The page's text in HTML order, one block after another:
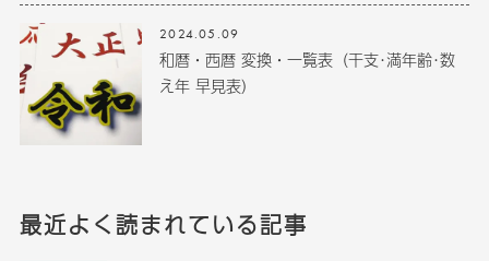
2024.05.09
和暦・西暦 変換・一覧表（干支･満年齢･数
え年 早見表）
最近よく読まれている記事